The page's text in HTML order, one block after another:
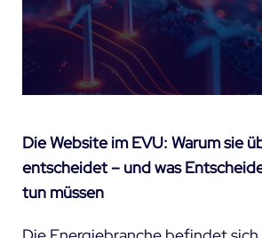
Die Website im EVU: Warum sie
entscheidet – und was
tun müssen